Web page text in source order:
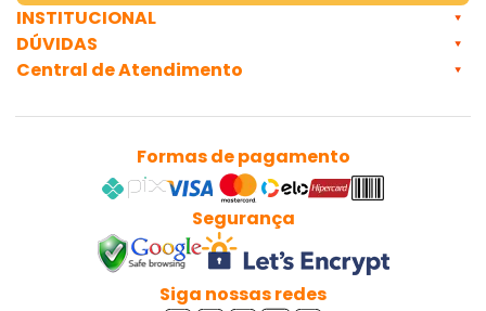
INSTITUCIONAL
DÚVIDAS
Central de Atendimento
Formas de pagamento
Segurança
Siga nossas redes